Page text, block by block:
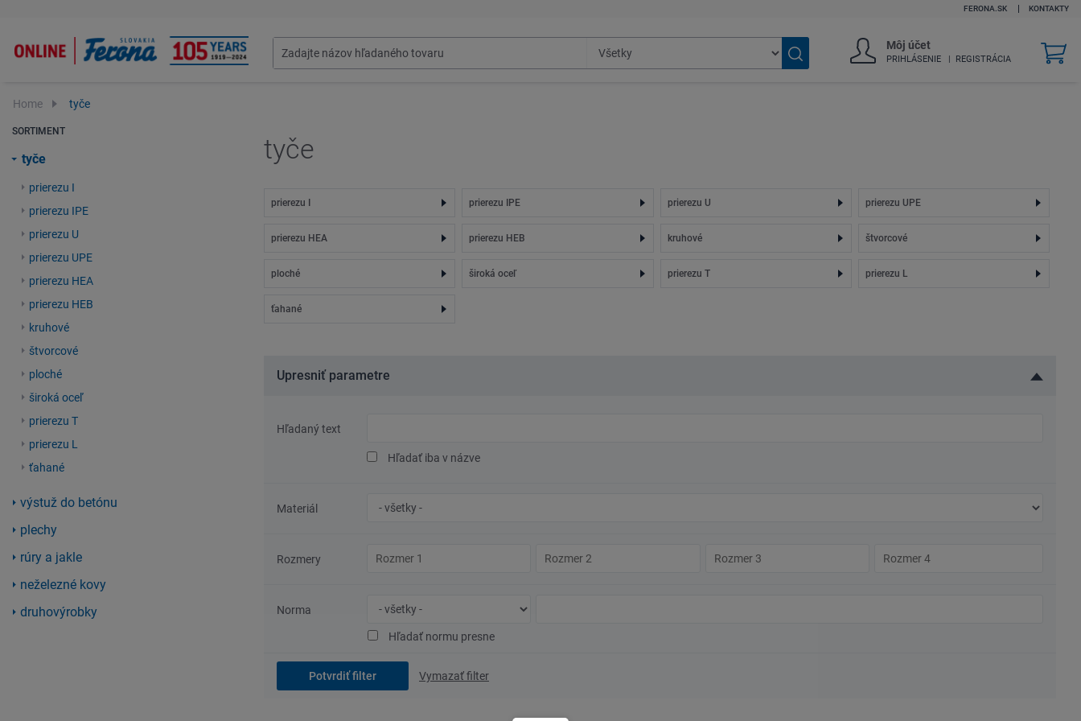
Vyhľadať
Môj účet
PRIHLÁSENIE REGISTRÁCIA
v
FERONA.SK KONTAKTY
Home tyče
SORTIMENT
tyče
prierezu I
prierezu IPE
prierezu U
prierezu UPE
prierezu HEA
prierezu HEB
kruhové
štvorcové
ploché
široká oceľ
prierezu T
prierezu L
ťahané
výstuž do betónu
plechy
rúry a jakle
neželezné kovy
druhovýrobky
tyče
prierezu I prierezu IPE prierezu U prierezu UPE
prierezu HEA prierezu HEB kruhové štvorcové
ploché široká oceľ prierezu T prierezu L
ťahané
Upresniť parametre
Hľadaný text
Hľadať iba v názve
Materiál
ocele/materiál
Rozmery
Norma
normy
Hľadať normu presne
Vymazať filter